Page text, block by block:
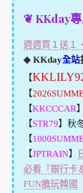
❦ KKday
週週買１送１
◈ KKday全站
【
【
【KKCCCAR
【STR79】秋
【
【JPTRAIN】
必看『銀行卡
FUN膽玩韓國